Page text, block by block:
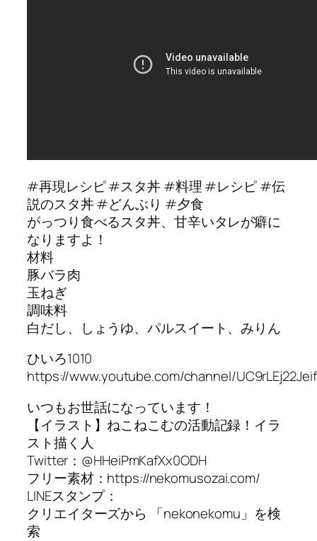
#再現レシピ #スタ丼 #料理 #レシピ #伝
説のスタ丼 #どんぶり #夕食
がっつり食べるスタ丼、甘辛いタレが癖に
なりますよ！
材料
豚バラ肉
玉ねぎ
調味料
白だし、しょうゆ、パルスイート、みりん
ひいろ1010
https://www.youtube.com/channel/
いつもお世話になっています！
【イラスト】ねこねこむの活動記録！イラ
スト描く人
Twitter：@HHeiPmKafXx0ODH
フリー素材：https://nekomusozai.com/
LINEスタンプ：
クリエイターズから 「nekonekomu」を検
索